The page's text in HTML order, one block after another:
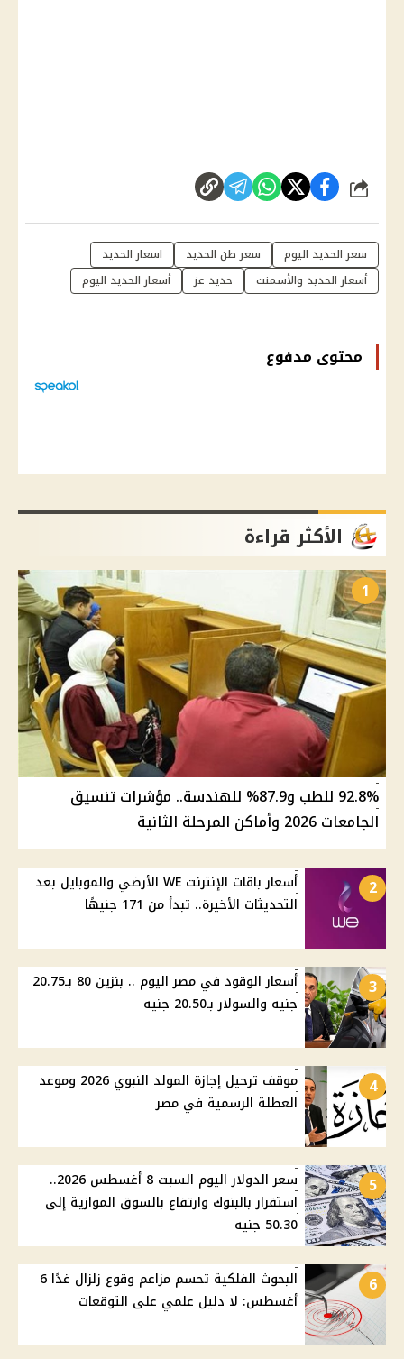
شارك
سعر الحديد اليوم سعر طن الحديد
اسعار الحديد
أسعار الحديد والأسمنت
حديد عز أسعار الحديد اليوم
محتوى مدفوع
الأكثر قراءة
1
92.8% للطب و87.9% للهندسة.. مؤشرات تنسيق
الجامعات 2026 وأماكن المرحلة الثانية
2
أسعار باقات الإنترنت WE الأرضي والموبايل بعد
التحديثات الأخيرة.. تبدأ من 171 جنيهًا
3
أسعار الوقود في مصر اليوم .. بنزين 80 بـ20.75
جنيه والسولار بـ20.50 جنيه
4
موقف ترحيل إجازة المولد النبوي 2026 وموعد
العطلة الرسمية في مصر
5
سعر الدولار اليوم السبت 8 أغسطس 2026..
استقرار بالبنوك وارتفاع بالسوق الموازية إلى
50.30 جنيه
6
البحوث الفلكية تحسم مزاعم وقوع زلزال غدًا 6
أغسطس: لا دليل علمي على التوقعات